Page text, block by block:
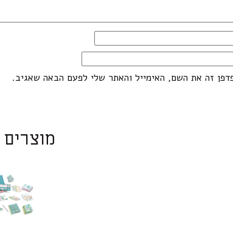
זה את השם, האימייל והאתר שלי לפעם הבאה שאגיב.
מוצרים